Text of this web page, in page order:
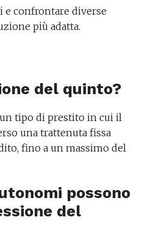
confrontare diverse
più adatta.
del quinto?
tipo di prestito in cui il
una trattenuta fissa
fino a un massimo del
possono
del